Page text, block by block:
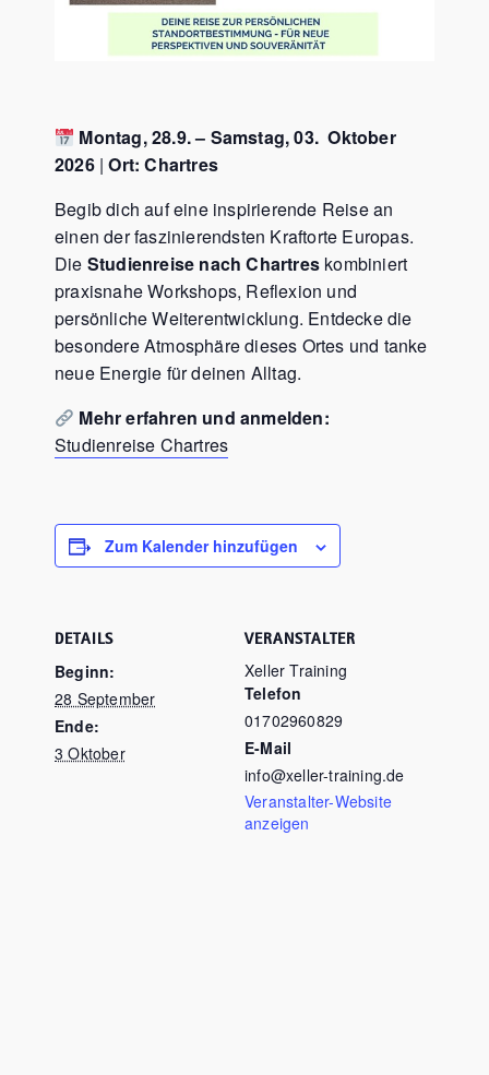
Montag, 28.9. – Samstag, 03. Oktober
2026|Ort: Chartres
Begib dich auf eine inspirierende Reise an
einen der faszinierendsten Kraftorte Europas.
Die Studienreise nach Chartres kombiniert
praxisnahe Workshops, Reflexion und
persönliche Weiterentwicklung. Entdecke die
besondere Atmosphäre dieses Ortes und tanke
neue Energie für deinen Alltag.
Mehr erfahren und anmelden:
Studienreise Chartres
Zum Kalender hinzufügen
DETAILS
Beginn:
28 September
Ende:
3 Oktober
VERANSTALTER
Xeller Training
Telefon
01702960829
E-Mail
info@xeller-training.de
Veranstalter-Website
anzeigen